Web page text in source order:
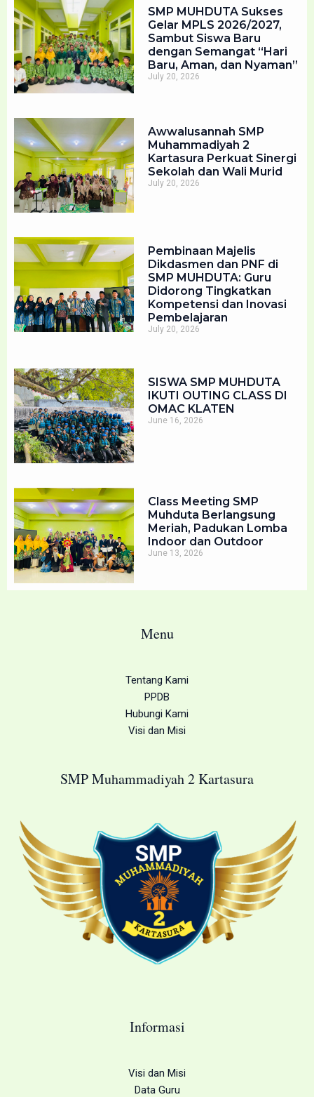
SMP MUHDUTA Sukses
Gelar MPLS 2026/2027,
Sambut Siswa Baru
dengan Semangat “Hari
Baru, Aman, dan Nyaman”
July 20, 2026
Awwalusannah SMP
Muhammadiyah 2
Kartasura Perkuat Sinergi
Sekolah dan Wali Murid
July 20, 2026
Pembinaan Majelis
Dikdasmen dan PNF di
SMP MUHDUTA: Guru
Didorong Tingkatkan
Kompetensi dan Inovasi
Pembelajaran
July 20, 2026
SISWA SMP MUHDUTA
IKUTI OUTING CLASS DI
OMAC KLATEN
June 16, 2026
Class Meeting SMP
Muhduta Berlangsung
Meriah, Padukan Lomba
Indoor dan Outdoor
June 13, 2026
Menu
Tentang Kami
PPDB
Hubungi Kami
Visi dan Misi
SMP Muhammadiyah 2 Kartasura
Informasi
Visi dan Misi
Data Guru